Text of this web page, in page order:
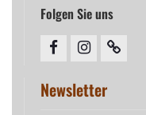
Folgen Sie uns
Newsletter